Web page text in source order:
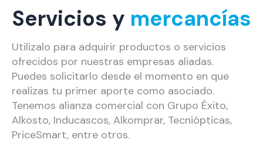
Servicios y mercancías
Utilizalo para adquirir productos o servicios
ofrecidos por nuestras empresas aliadas.
Puedes solicitarlo desde el momento en que
realizas tu primer aporte como asociado.
Tenemos alianza comercial con Grupo Éxito,
Alkosto, Inducascos, Alkomprar, Tecniópticas,
PriceSmart, entre otros.